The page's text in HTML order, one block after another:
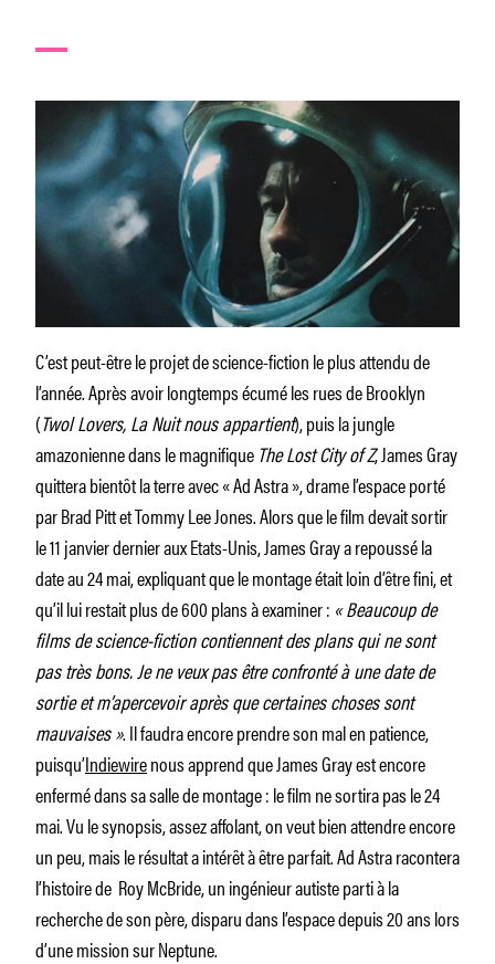
C’est peut-être le projet de science-fiction le plus attendu de
l’année. Après avoir longtemps écumé les rues de Brooklyn
(Twol Lovers, La Nuit nous appartient), puis la jungle
amazonienne dans le magnifique The Lost City of Z, James Gray
quittera bientôt la terre avec « Ad Astra », drame l’espace porté
par Brad Pitt et Tommy Lee Jones. Alors que le film devait sortir
le 11 janvier dernier aux Etats-Unis, James Gray a repoussé la
date au 24 mai, expliquant que le montage était loin d’être fini, et
qu’il lui restait plus de 600 plans à examiner : « Beaucoup de
films de science-fiction contiennent des plans qui ne sont
pas très bons. Je ne veux pas être confronté à une date de
sortie et m’apercevoir après que certaines choses sont
mauvaises ». Il faudra encore prendre son mal en patience,
puisqu’Indiewirenous apprend que James Gray est encore
enfermé dans sa salle de montage : le film ne sortira pas le 24
mai. Vu le synopsis, assez affolant, on veut bien attendre encore
un peu, mais le résultat a intérêt à être parfait. Ad Astra racontera
l’histoire de Roy McBride, un ingénieur autiste parti à la
recherche de son père, disparu dans l’espace depuis 20 ans lors
d’une mission sur Neptune.